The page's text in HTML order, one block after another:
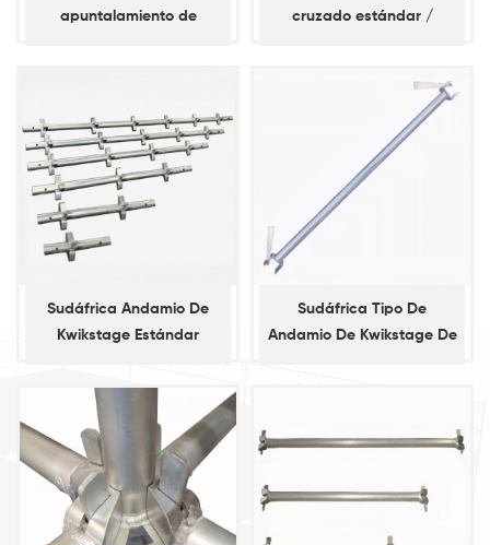
apuntalamiento de
cruzado estándar /
Sudáfrica Andamio De
Kwikstage Estándar
Sudáfrica Tipo De
Andamio De Kwikstage De